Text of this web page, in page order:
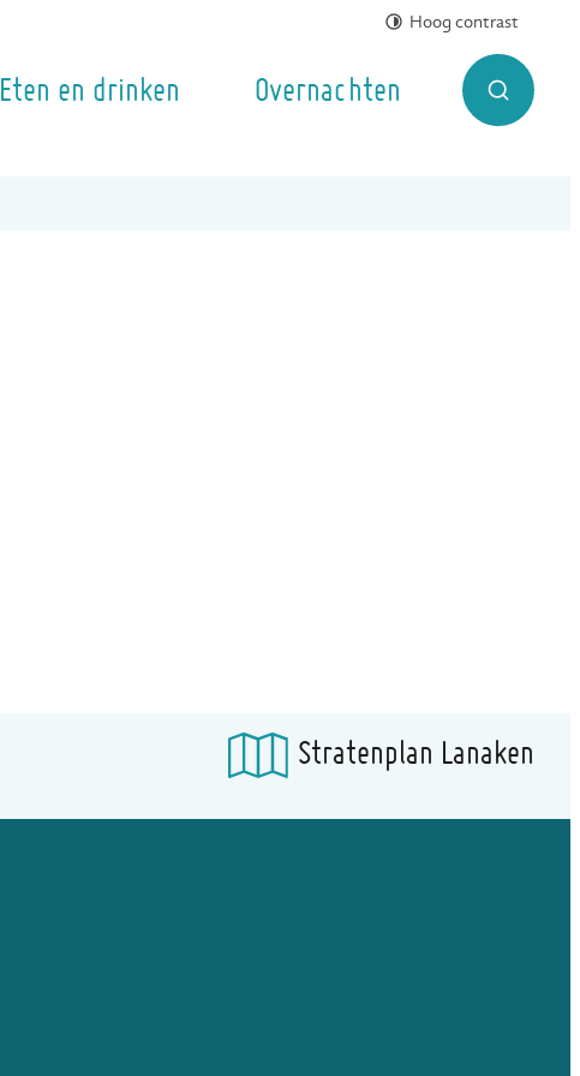
Hoog contrast
Eten en drinken Overnachten Zoek tonen
Stratenplan Lanaken